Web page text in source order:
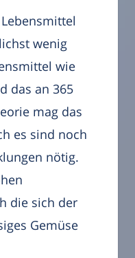
wenig
wie
das an 365
mag das
es sind noch
nötig.
die sich der
Gemüse